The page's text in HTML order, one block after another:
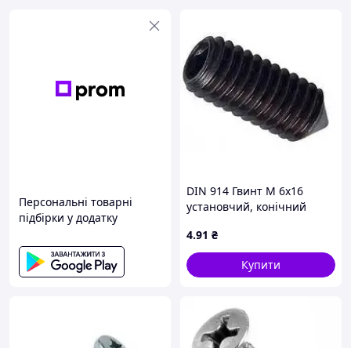
Персональні товарні
підбірки у додатку
DIN 914 Гвинт М 6х16
установчий, конічний
4.91 ₴
Купити